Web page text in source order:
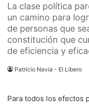
La clase política
un camino para
de personas que
constitución que
de eficiencia y
Patricio Navia - El Líbero
Para todos los efectos